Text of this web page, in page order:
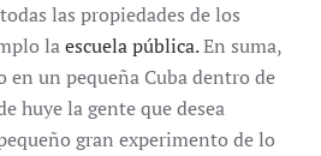
las propiedades de los
laescuela pública.En suma,
un pequeña Cuba dentro de
huye la gente que desea
gran experimento de lo